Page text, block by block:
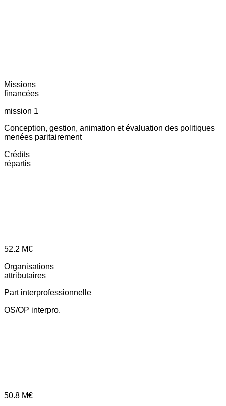
Missions
financées
mission 1
Conception, gestion, animation et évaluation des politiques
menées paritairement
Crédits
répartis
52.2 M€
Organisations
attributaires
Part interprofessionnelle
OS/OP interpro.
50.8 M€